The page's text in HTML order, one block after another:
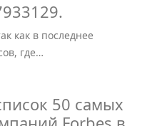
как в последнее
где…
50 самых